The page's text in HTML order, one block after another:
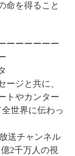
命を得ること
ーーーーーー
ージと共に、
トやカンター
世界に伝わっ
送チャンネル
2千万人の視